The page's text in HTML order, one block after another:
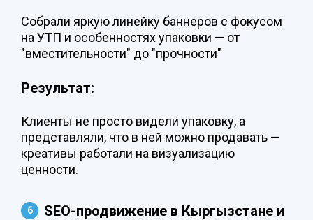
Собрали яркую линейку баннеров с фокусом
на УТП и особенностях упаковки — от
"вместительности" до "прочности"
Результат:
Клиенты не просто видели упаковку, а
представляли, что в ней можно продавать —
креативы работали на визуализацию
ценности.
SEO-продвижение в Кыргызстане и